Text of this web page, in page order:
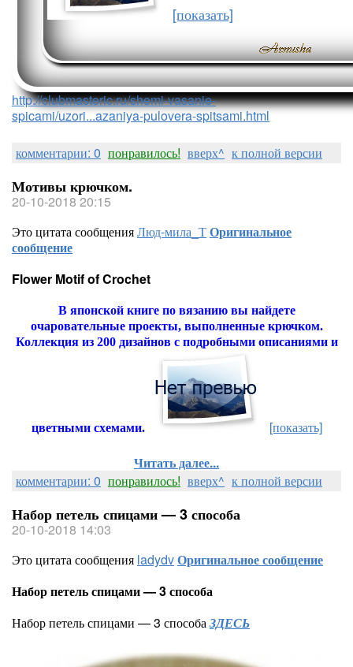
[показать]
http://clubmasteric.ru/shemi-vasanie-
spicami/uzori...azaniya-pulovera-spitsami.html
комментарии: 0 понравилось! вверх^ к полной версии
Мотивы крючком.
20-10-2018 20:15
Это цитата сообщенияЛюд-мила_ТОригинальное
сообщение
Flower Motif of Crochet
В японской книге по вязанию вы найдете
очаровательные проекты, выполненные крючком.
Коллекция из 200 дизайнов с подробными описаниями и
цветными схемами.
[показать]
Читать далее...
комментарии: 0 понравилось! вверх^ к полной версии
Набор петель спицами — 3 способа
20-10-2018 14:03
Это цитата сообщения ladydvОригинальное сообщение
Набор петель спицами — 3 способа
Набор петель спицами — 3 способаЗДЕСЬ